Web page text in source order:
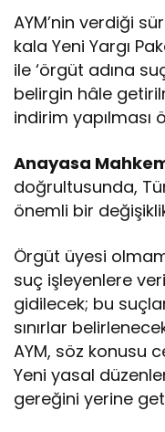
AYM’nin verdiği
kala Yeni Yargı
ile ‘örgüt adına
belirgin hâle
indirim yapılması
Anayasa
doğrultusunda,
önemli bir
Örgüt üyesi
suç işleyenlere
gidilecek; bu
sınırlar
AYM, söz konusu
Yeni yasal
gereğini yerine